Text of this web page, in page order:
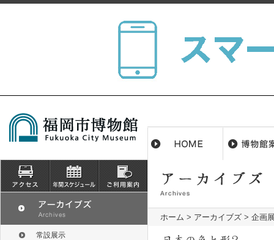
ホーム > アーカイブズ > 企画
常設展示